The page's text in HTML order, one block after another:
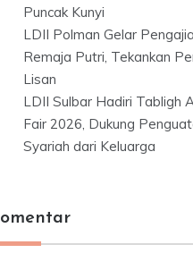
Puncak Kunyi
LDII Polman Gelar
Remaja Putri, Tekankan
Lisan
LDII Sulbar Hadiri Tabligh
Fair 2026, Dukung
Syariah dari Keluarga